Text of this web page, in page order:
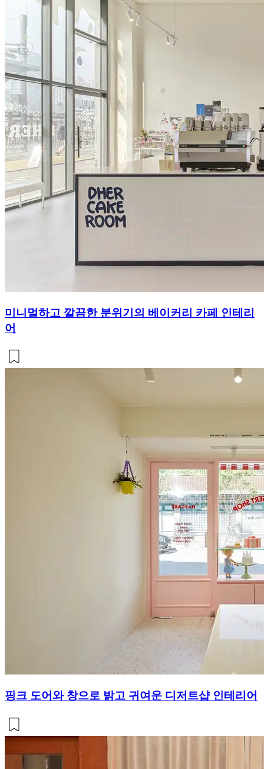
미니멀하고 깔끔한 분위기의 베이커리 카페 인테리
어
핑크 도어와 창으로 밝고 귀여운 디저트샵 인테리어